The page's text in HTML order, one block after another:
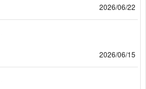
2026/06/22
2026/06/15